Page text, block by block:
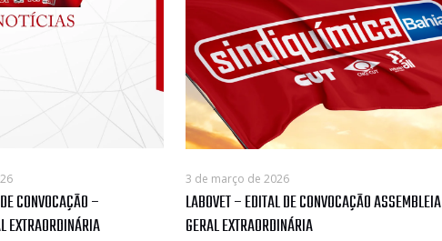
CONVOCAÇÃO –
EXTRAORDINÁRIA
3 de março de 2026
LABOVET – EDITAL DE CONVOCAÇÃO ASSEMBLEIA
GERAL EXTRAORDINÁRIA